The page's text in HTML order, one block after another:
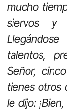
mucho
siervos y
talentos,
Señor,
tienes otros
le dijo: